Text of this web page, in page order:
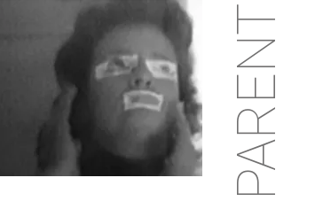
PARENTE